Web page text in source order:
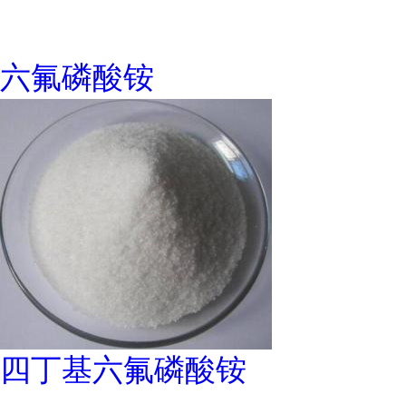
六氟磷酸铵
四丁基六氟磷酸铵